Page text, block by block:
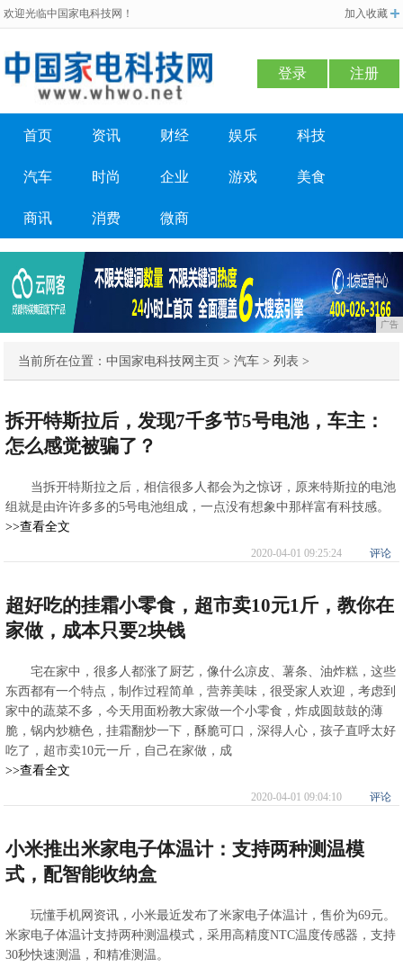
欢迎光临中国家电科技网！ 加入收藏
登录 注册
首页 资讯 财经 娱乐 科技
汽车 时尚 企业 游戏 美食
商讯 消费 微商
广告
当前所在位置：中国家电科技网主页 >汽车 > 列表 >
拆开特斯拉后，发现7千多节5号电池，车主：
怎么感觉被骗了？
当拆开特斯拉之后，相信很多人都会为之惊讶，原来特斯拉的电池
组就是由许许多多的5号电池组成，一点没有想象中那样富有科技感。
>>查看全文
2020-04-01 09:25:24 评论
超好吃的挂霜小零食，超市卖10元1斤，教你在
家做，成本只要2块钱
宅在家中，很多人都涨了厨艺，像什么凉皮、薯条、油炸糕，这些
东西都有一个特点，制作过程简单，营养美味，很受家人欢迎，考虑到
家中的蔬菜不多，今天用面粉教大家做一个小零食，炸成圆鼓鼓的薄
脆，锅内炒糖色，挂霜翻炒一下，酥脆可口，深得人心，孩子直呼太好
吃了，超市卖10元一斤，自己在家做，成
>>查看全文
2020-04-01 09:04:10 评论
小米推出米家电子体温计：支持两种测温模
式，配智能收纳盒
玩懂手机网资讯，小米最近发布了米家电子体温计，售价为69元。
米家电子体温计支持两种测温模式，采用高精度NTC温度传感器，支持
30秒快速测温，和精准测温。